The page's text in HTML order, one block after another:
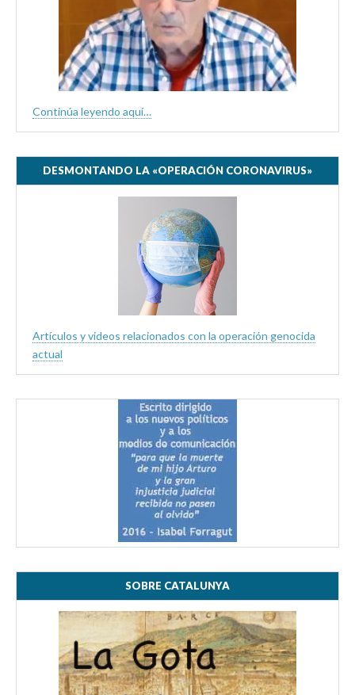
Continúa leyendo aquí…
DESMONTANDO LA «OPERACIÓN CORONAVIRUS»
Artículos y videos relacionados con la operación genocida
actual
SOBRE CATALUNYA